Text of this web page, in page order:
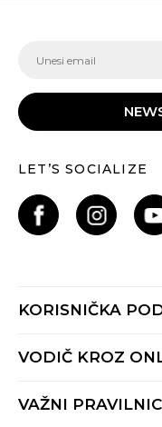
LET’S SOCIALIZE
KORISNIČKA
Provjeri status
Radno vrijeme 9-16h
VODIČ KROZ
Načini isporuke
VAŽNI